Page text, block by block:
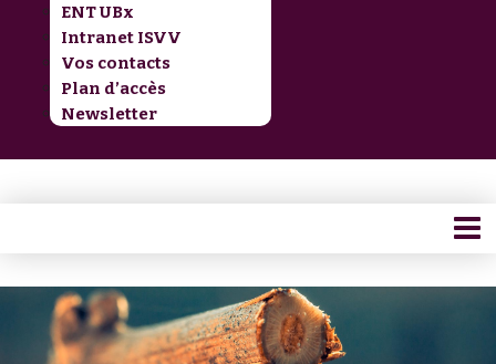
ENT UBx
Intranet ISVV
Vos contacts
Plan d’accès
Newsletter